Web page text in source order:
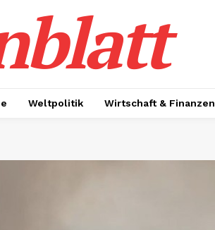
Weltpolitik Wirtschaft & Finanzen